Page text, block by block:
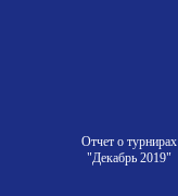
Отчет о турнирах
"Декабрь 2019"